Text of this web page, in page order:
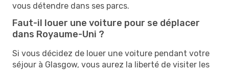
vous détendre dans ses parcs.
Faut-il louer une voiture pour se déplacer
dans Royaume-Uni ?
Si vous décidez de louer une voiture pendant votre
séjour à Glasgow, vous aurez la liberté de visiter les